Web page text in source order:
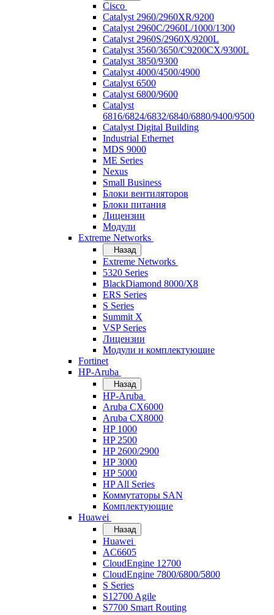
Cisco
Catalyst 2960/2960XR/9200
Catalyst 2960C/2960L/1000/1300
Catalyst 2960S/2960X/9200L
Catalyst 3560/3650/C9200CX/9300L
Catalyst 3850/9300
Catalyst 4000/4500/4900
Catalyst 6500
Catalyst 6800/9600
Catalyst
6816/6824/6832/6840/6880/9400/9500
Catalyst Digital Building
Industrial Ethernet
MDS 9000
ME Series
Nexus
Small Business
Блоки вентиляторов
Блоки питания
Лицензии
Модули
Extreme Networks
Назад
Extreme Networks
5320 Series
BlackDiamond 8000/X8
ERS Series
S Series
Summit X
VSP Series
Лицензии
Модули и комплектующие
Fortinet
HP-Aruba
Назад
HP-Aruba
Aruba CX6000
Aruba CX8000
HP 1000
HP 2500
HP 2600/2900
HP 3000
HP 5000
HP All Series
Коммутаторы SAN
Комплектующие
Huawei
Назад
Huawei
AC6605
CloudEngine 12700
CloudEngine 7800/6800/5800
S Series
S12700 Agile
S7700 Smart Routing